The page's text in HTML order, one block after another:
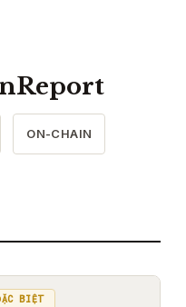
ON-CHAIN
BIỆT